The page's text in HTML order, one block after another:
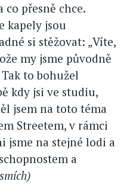
přesně chce.
kapely jsou
si stěžovat: „Víte,
my jsme původně
to bohužel
kdy jsi ve studiu,
jsem na toto téma
Streetem, v rámci
jsme na stejné lodi a
a